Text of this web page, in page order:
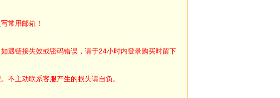
常用邮箱！
遇链接失效或密码错误，请于24小时内登录购买时留下
不主动联系客服产生的损失请自负。